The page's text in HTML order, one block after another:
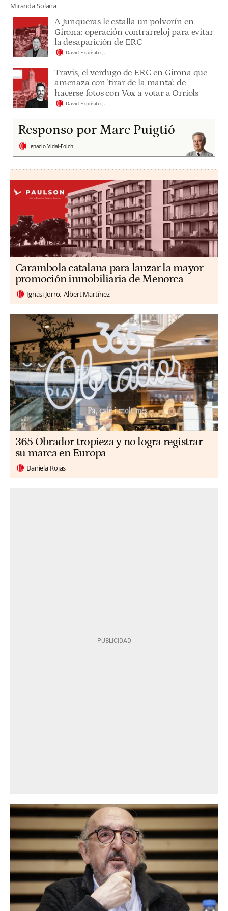
Miranda Solana
A Junqueras le estalla un polvorín en
Girona: operación contrarreloj para evitar
la desaparición de ERC
David Expósito J.
Travis, el verdugo de ERC en Girona que
amenaza con 'tirar de la manta': de
hacerse fotos con Vox a votar a Orriols
David Expósito J.
Responso por Marc Puigtió
Ignacio Vidal-Folch
Carambola catalana para lanzar la mayor
promoción inmobiliaria de Menorca
Ignasi Jorro Albert Martínez
365 Obrador tropieza y no logra registrar
su marca en Europa
Daniela Rojas